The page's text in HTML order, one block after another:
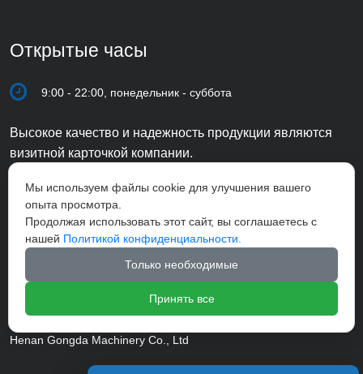
Открытые часы
9:00 - 22:00, понедельник - суббота
Высокое качество и надежность продукции являются
визитной карточкой компании.
Henan Gongda Machinery Co., Ltd
Мы используем файлы cookie для улучшения вашего
опыта просмотра.
Продолжая использовать этот сайт, вы соглашаетесь с
нашей Политикой конфиденциальности.
Только необходимые
Принять все